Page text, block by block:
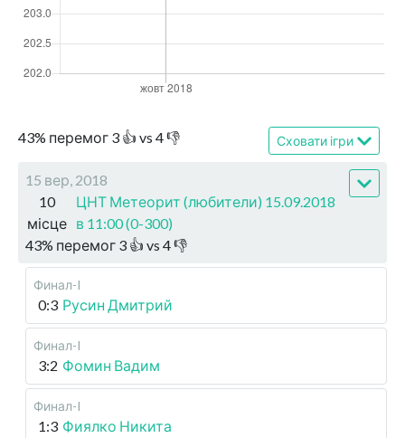
43% перемог 3 👍 vs 4👎 Сховати ігри
15 вер, 2018
10
місце
ЦНТ Метеорит (любители) 15.09.2018
в 11:00 (0-300)
43% перемог 3 👍 vs 4👎
Финал-I
0:3 Русин Дмитрий
Финал-I
3:2 Фомин Вадим
Финал-I
1:3 Фиялко Никита